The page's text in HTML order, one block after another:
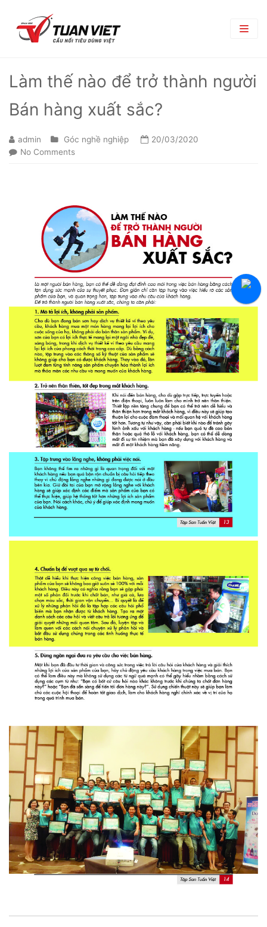
TRANG CHỦ
Chi Nhánh
TIN TỨC
Góc nghề nghiệp
Tin Tuyển Dụng
Quy Trình Tuyển Dụng
Chính Sách Lao Động
Tuyển Thực Tập Sinh
Hỏi Đáp Tuyển Dụng
LIÊN HỆ
Làm thế nào để trở thành người
Bán hàng xuất sắc?
admin Góc nghề nghiệp
20/03/2020
No Comments